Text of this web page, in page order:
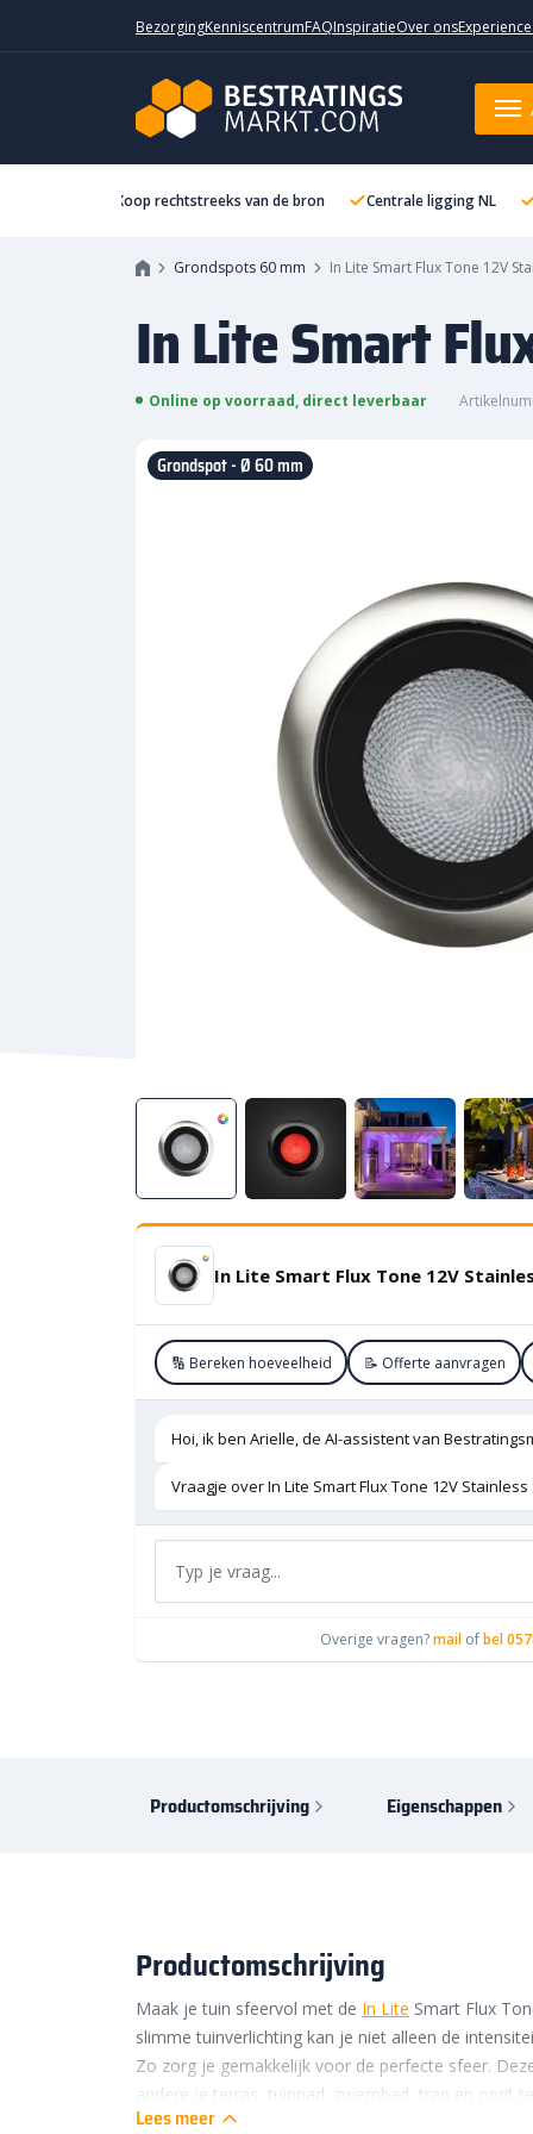
BezorgingKenniscentrumFAQInspiratieOver ons
Koop rechtstreeks van de bron Centrale ligging NL
Grondspots 60 mm In Lite Smart Flux Tone 12V
In Lite Smart
Online op voorraad, direct leverbaar
Grondspot - Ø 60 mm
🔢 Bereken hoeveelheid 📝 Offerte aanvragen
Hoi, ik ben Arielle, de AI-assistent van
Vraagje over In Lite Smart Flux Tone 12V Stainless
Overige vragen?mail ofbel
Productomschrijving Eigenschappen
Productomschrijving
Maak je tuin sfeervol met de In Lite Smart Flux
slimme tuinverlichting kan je niet alleen de
Zo zorg je gemakkelijk voor de perfecte sfeer.
andere je terras, tuinpad, zwembad, trap en oprit
andere tuinverlichting van In-Lite voor een uniek
Lees meer
In Lite Smart Flux Tone 12V